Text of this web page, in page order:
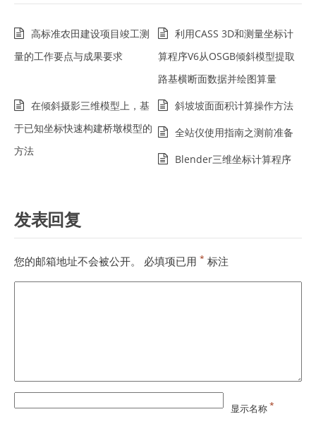
高标准农田建设项目竣工测
量的工作要点与成果要求
利用CASS 3D和测量坐标计
算程序V6从OSGB倾斜模型提取
路基横断面数据并绘图算量
在倾斜摄影三维模型上，基
于已知坐标快速构建桥墩模型的
方法
斜坡坡面面积计算操作方法
全站仪使用指南之测前准备
Blender三维坐标计算程序
发表回复
您的邮箱地址不会被公开。 必填项已用 * 标注
显示名称*